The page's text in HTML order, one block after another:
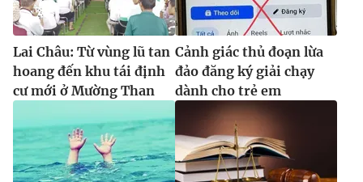
Lai Châu: Từ vùng lũ tan
hoang đến khu tái định
cư mới ở Mường Than
Cảnh giác thủ đoạn lừa
đảo đăng ký giải chạy
dành cho trẻ em